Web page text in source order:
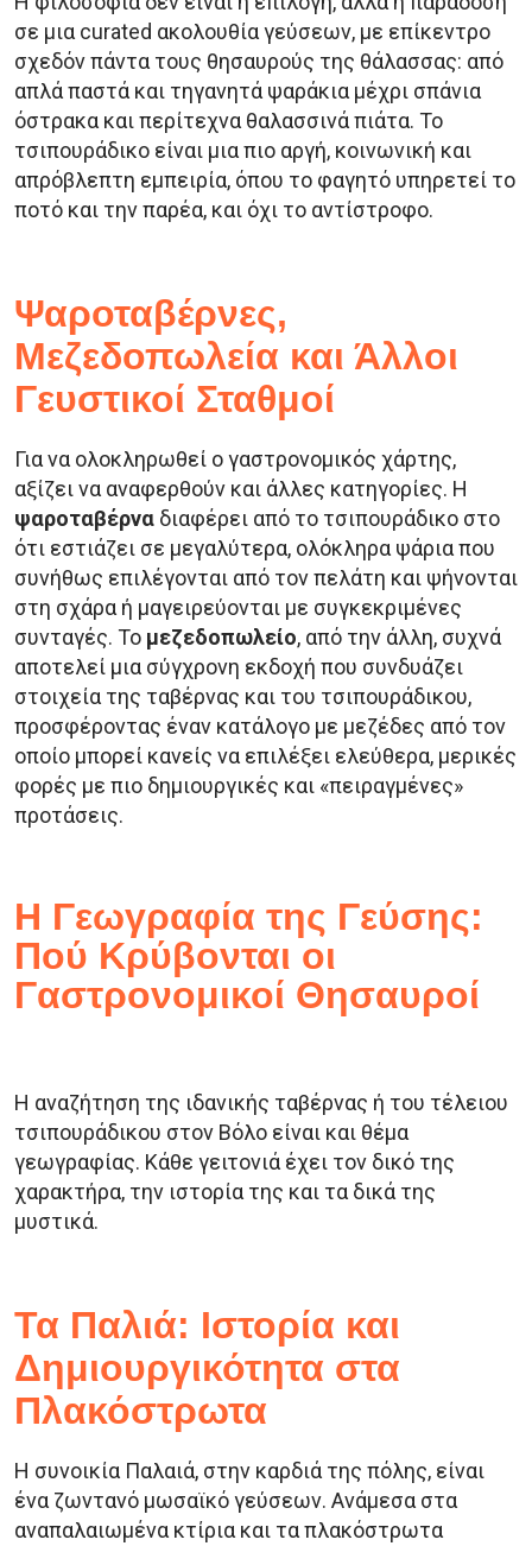
σε μια curated ακολουθία γεύσεων, με επίκεντρο
σχεδόν πάντα τους θησαυρούς της θάλασσας: από
απλά παστά και τηγανητά ψαράκια μέχρι σπάνια
όστρακα και περίτεχνα θαλασσινά πιάτα. Το
τσιπουράδικο είναι μια πιο αργή, κοινωνική και
απρόβλεπτη εμπειρία, όπου το φαγητό υπηρετεί το
ποτό και την παρέα, και όχι το αντίστροφο.
Ψαροταβέρνες,
Μεζεδοπωλεία και Άλλοι
Γευστικοί Σταθμοί
Για να ολοκληρωθεί ο γαστρονομικός χάρτης,
αξίζει να αναφερθούν και άλλες κατηγορίες. Η
ψαροταβέρνα διαφέρει από το τσιπουράδικο στο
ότι εστιάζει σε μεγαλύτερα, ολόκληρα ψάρια που
συνήθως επιλέγονται από τον πελάτη και ψήνονται
στη σχάρα ή μαγειρεύονται με συγκεκριμένες
συνταγές. Το μεζεδοπωλείο, από την άλλη, συχνά
αποτελεί μια σύγχρονη εκδοχή που συνδυάζει
στοιχεία της ταβέρνας και του τσιπουράδικου,
προσφέροντας έναν κατάλογο με μεζέδες από τον
οποίο μπορεί κανείς να επιλέξει ελεύθερα, μερικές
φορές με πιο δημιουργικές και «πειραγμένες»
προτάσεις.
Η Γεωγραφία της Γεύσης:
Πού Κρύβονται οι
Γαστρονομικοί Θησαυροί
Η αναζήτηση της ιδανικής ταβέρνας ή του τέλειου
τσιπουράδικου στον Βόλο είναι και θέμα
γεωγραφίας. Κάθε γειτονιά έχει τον δικό της
χαρακτήρα, την ιστορία της και τα δικά της
μυστικά.
Τα Παλιά: Ιστορία και
Δημιουργικότητα στα
Πλακόστρωτα
Η συνοικία Παλαιά, στην καρδιά της πόλης, είναι
ένα ζωντανό μωσαϊκό γεύσεων. Ανάμεσα στα
αναπαλαιωμένα κτίρια και τα πλακόστρωτα